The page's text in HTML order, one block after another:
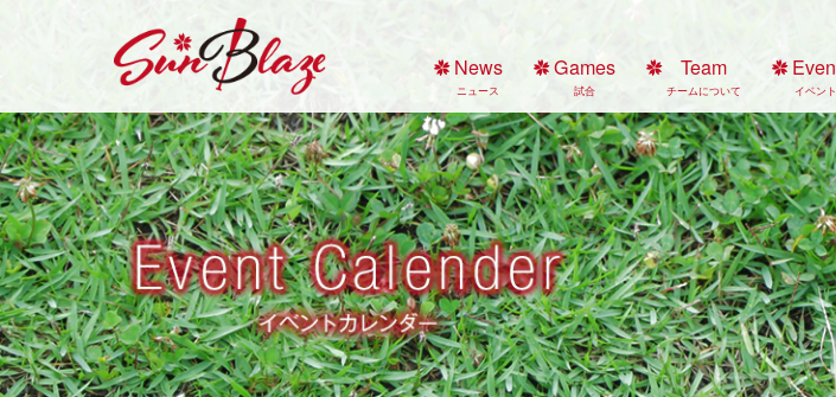
News
ニュース
Games
試合
Team
チームについて イベント